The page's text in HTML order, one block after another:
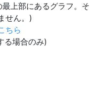
上部にあるグラフ。そ
せん。)
ちら
る場合のみ)